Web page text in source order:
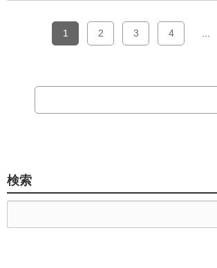
1 2 3 4
検索